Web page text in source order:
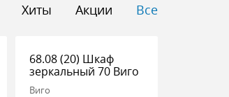
Хиты Акции Все
68.08 (20) Шкаф
зеркальный 70 Виго
Виго